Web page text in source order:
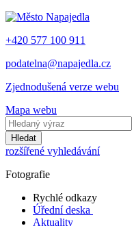
+420 577 100 911
podatelna@napajedla.cz
Zjednodušená verze webu
Mapa webu
Hledat
rozšířené vyhledávání
Fotografie
Rychlé odkazy
Úřední deska
Aktuality